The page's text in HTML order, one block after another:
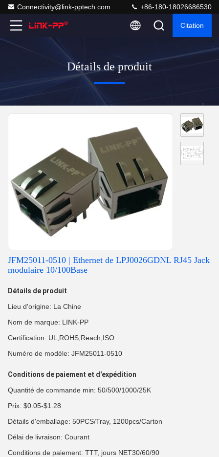
Connectivity@link-pptech.com +86-180-18026686530
Citation
Détails de produit
JFM25011-0510 | Ethernet de LPJ0026GDNL RJ45 Jack
modulaire 10/100Base
Détails de produit
Lieu d'origine: La Chine
Nom de marque: LINK-PP
Certification: UL,ROHS,Reach,ISO
Numéro de modèle: JFM25011-0510
Conditions de paiement et d'expédition
Quantité de commande min: 50/500/1000/25K
Prix: $0.05-$1.28
Détails d'emballage: 50PCS/Tray, 1200pcs/Carton
Délai de livraison: Courant
Conditions de paiement: TTT, jours NET30/60/90